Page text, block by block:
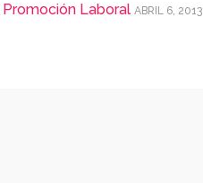
Promoción Laboral ABRIL 6, 2013